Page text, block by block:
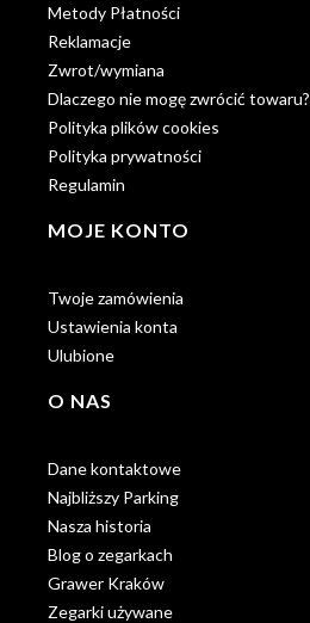
Metody Płatności
Reklamacje
Zwrot/wymiana
Dlaczego nie mogę zwrócić towaru?
Polityka plików cookies
Polityka prywatności
Regulamin
MOJE KONTO
Twoje zamówienia
Ustawienia konta
Ulubione
O NAS
Dane kontaktowe
Najbliższy Parking
Nasza historia
Blog o zegarkach
Grawer Kraków
Zegarki używane